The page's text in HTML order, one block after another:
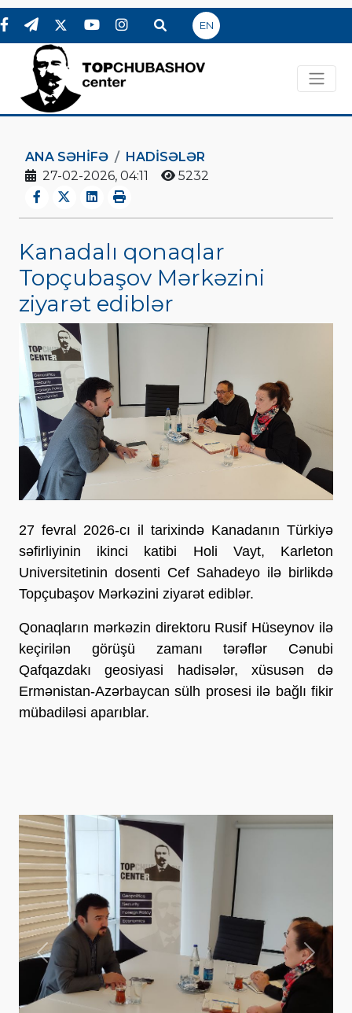
EN
ANA SƏHIFƏ
HADİSƏLƏR
27-02-2026, 04:11
5232
Kanadalı qonaqlar
Topçubaşov Mərkəzini
ziyarət ediblər
27 fevral 2026-cı il tarixində Kanadanın Türkiyə
səfirliyinin ikinci katibi Holi Vayt, Karleton
Universitetinin dosenti Cef Sahadeyo ilə birlikdə
Topçubaşov Mərkəzini ziyarət ediblər.
Qonaqların mərkəzin direktoru Rusif Hüseynov ilə
keçirilən görüşü zamanı tərəflər Cənubi
Qafqazdakı geosiyasi hadisələr, xüsusən də
Ermənistan-Azərbaycan sülh prosesi ilə bağlı fikir
mübadiləsi aparıblar.
Previous Next